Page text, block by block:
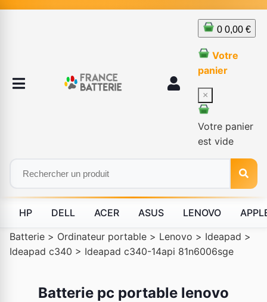
0 0,00 €
Votre
panier
×
Votre panier
est vide
HP DELL ACER ASUS LENOVO
Batterie > Ordinateur portable > Lenovo > Ideapad >
Ideapad c340 > Ideapad c340-14api 81n6006sge
Batterie pc portable lenovo